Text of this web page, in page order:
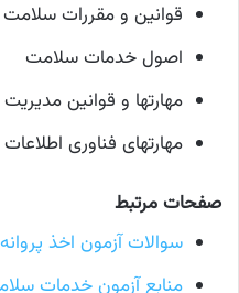
قوانین و مقررات سلامت
اصول خدمات سلامت
مهارتها و قوانین
مهارتهای فناوری
صفحات مرتبط
سوالات آزمون اخذ
منابع آزمون خدمات